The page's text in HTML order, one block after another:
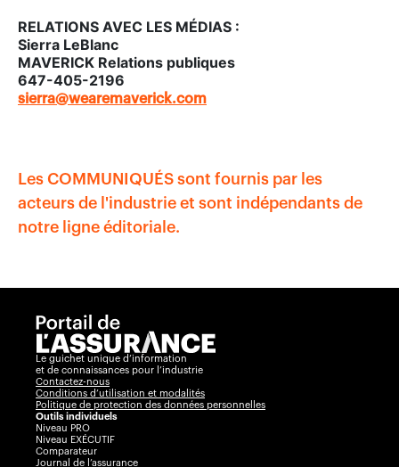
RELATIONS AVEC LES MÉDIAS :
Sierra LeBlanc
MAVERICK Relations publiques
647-405-2196
sierra@wearemaverick.com
Les COMMUNIQUÉS sont fournis par les
acteurs de l'industrie et sont indépendants de
notre ligne éditoriale.
Le guichet unique d’information
et de connaissances pour l’industrie
Contactez-nous
Conditions d’utilisation et modalités
Politique de protection des données personnelles
Outils individuels
Niveau PRO
Niveau EXÉCUTIF
Comparateur
Journal de l’assurance